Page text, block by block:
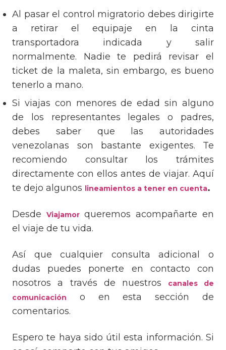
Al pasar el control migratorio debes dirigirte
a retirar el equipaje en la cinta
transportadora indicada y salir
normalmente. Nadie te pedirá revisar el
ticket de la maleta, sin embargo, es bueno
tenerlo a mano.
Si viajas con menores de edad sin alguno
de los representantes legales o padres,
debes saber que las autoridades
venezolanas son bastante exigentes. Te
recomiendo consultar los trámites
directamente con ellos antes de viajar. Aquí
te dejo algunos lineamientos a tener en cuenta.
Desde Viajamor queremos acompañarte en
el viaje de tu vida.
Así que cualquier consulta adicional o
dudas puedes ponerte en contacto con
nosotros a través de nuestros canales de
comunicación
o en esta sección de
comentarios.
Espero te haya sido útil esta información. Si